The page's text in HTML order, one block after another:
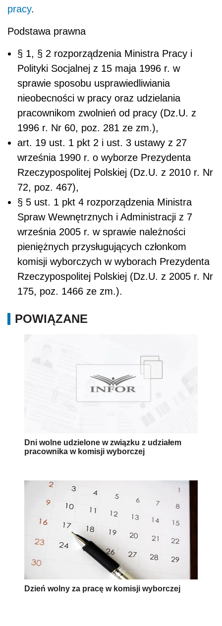
pracy.
Podstawa prawna
§ 1, § 2 rozporządzenia Ministra Pracy i
Polityki Socjalnej z 15 maja 1996 r. w
sprawie sposobu usprawiedliwiania
nieobecności w pracy oraz udzielania
pracownikom zwolnień od pracy (Dz.U. z
1996 r. Nr 60, poz. 281 ze zm.),
art. 19 ust. 1 pkt 2 i ust. 3 ustawy z 27
września 1990 r. o wyborze Prezydenta
Rzeczypospolitej Polskiej (Dz.U. z 2010 r. Nr
72, poz. 467),
§ 5 ust. 1 pkt 4 rozporządzenia Ministra
Spraw Wewnętrznych i Administracji z 7
września 2005 r. w sprawie należności
pieniężnych przysługujących członkom
komisji wyborczych w wyborach Prezydenta
Rzeczypospolitej Polskiej (Dz.U. z 2005 r. Nr
175, poz. 1466 ze zm.).
POWIĄZANE
Dni wolne udzielone w związku z udziałem
pracownika w komisji wyborczej
Dzień wolny za pracę w komisji wyborczej